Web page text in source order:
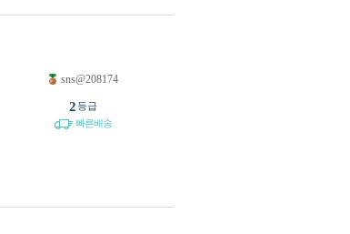
sns@208174
2등급
빠른배송